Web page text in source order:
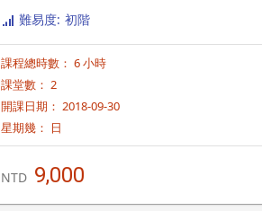
難易度: 初階
課程總時數： 6 小時
課堂數： 2
開課日期： 2018-09-30
星期幾： 日
NTD 9,000